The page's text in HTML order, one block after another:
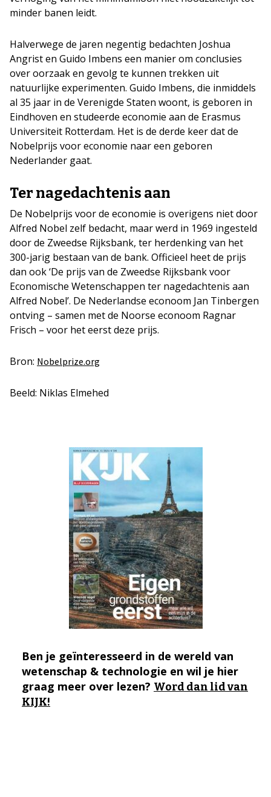
minder banen leidt.
Halverwege de jaren negentig bedachten Joshua
Angrist en Guido Imbens een manier om conclusies
over oorzaak en gevolg te kunnen trekken uit
natuurlijke experimenten. Guido Imbens, die inmiddels
al 35 jaar in de Verenigde Staten woont, is geboren in
Eindhoven en studeerde economie aan de Erasmus
Universiteit Rotterdam. Het is de derde keer dat de
Nobelprijs voor economie naar een geboren
Nederlander gaat.
Ter nagedachtenis aan
De Nobelprijs voor de economie is overigens niet door
Alfred Nobel zelf bedacht, maar werd in 1969 ingesteld
door de Zweedse Rijksbank, ter herdenking van het
300-jarig bestaan van de bank. Officieel heet de prijs
dan ook ‘De prijs van de Zweedse Rijksbank voor
Economische Wetenschappen ter nagedachtenis aan
Alfred Nobel’. De Nederlandse econoom Jan Tinbergen
ontving – samen met de Noorse econoom Ragnar
Frisch – voor het eerst deze prijs.
Bron: Nobelprize.org
Beeld: Niklas Elmehed
Ben je geïnteresseerd in de wereld van
wetenschap & technologie en wil je hier
graag meer over lezen? Word dan lid van
KIJK!